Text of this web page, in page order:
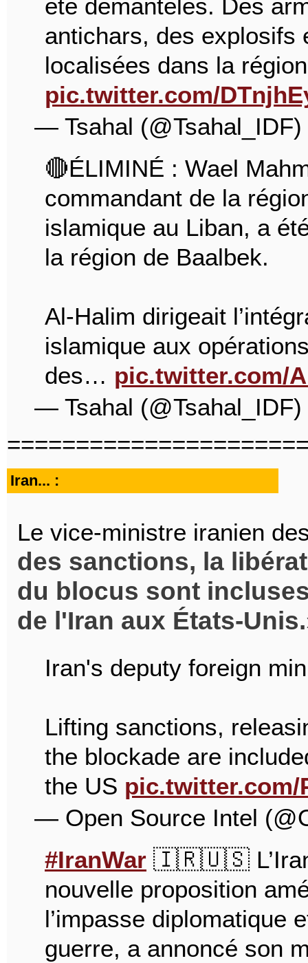
été démantelés. Des
antichars, des explosifs
localisées dans la
pic.twitter.com/
— Tsahal (@Tsahal_IDF)
🔴ÉLIMINÉ : Wael
commandant de la
islamique au Liban, a
la région de Baalbek.
Al-Halim dirigeait
islamique aux
des… pic.twitter.com/
— Tsahal (@Tsahal_IDF)
Iran... :
Le vice-ministre iranien
des sanctions, la
du blocus sont
de l'Iran aux États-Unis.
Iran's deputy foreign
Lifting sanctions,
the blockade are
the US pic.twitter.com/
— Open Source Intel
#IranWar 🇮🇷🇺🇸 L’Iran
nouvelle proposition
l’impasse diplomatique
guerre, a annoncé son